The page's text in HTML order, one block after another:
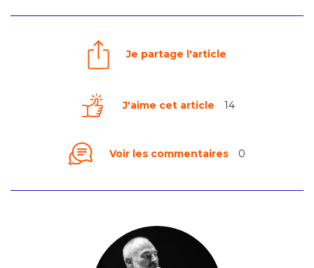
Je partage l'article
J'aime cet article 14
Voir les commentaires 0